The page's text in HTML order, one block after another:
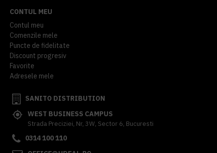
CONTUL MEU
Contul meu
Comenzile mele
Puncte de fidelitate
Discount progresiv
Favorite
Adresele mele
SANITO DISTRIBUTION
WEST BUSINESS CAMPUS
Strada Preciziei, Nr, 3W, Sector 6, Bucuresti
0314 100 110